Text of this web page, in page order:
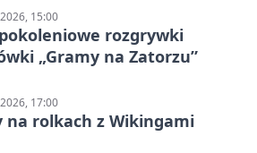
15:00
rozgrywki
„Gramy na Zatorzu”
17:00
na rolkach z Wikingami